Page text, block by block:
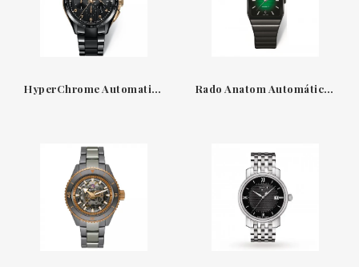
HyperChrome Automatic Chronograph R32111162 Rado Anatom Automático R10202